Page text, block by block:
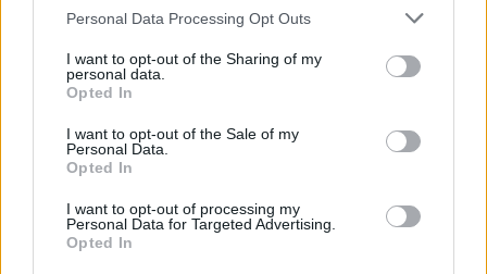
Personal Data Processing Opt Outs
I want to opt-out of the Sharing of my
personal data.
Opted In
I want to opt-out of the Sale of my
Personal Data.
Opted In
I want to opt-out of processing my
Personal Data for Targeted Advertising.
Opted In
ΜΟΝΌΠΕΤΡΟ ΔΑΧΤΥΛΊΔΙ ΜΕ
ΔΙΑΜΆΝΤΙ 0.35CT
€1.737€